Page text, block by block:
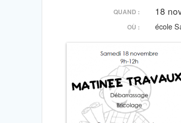
QUAND : 18
OÙ : école